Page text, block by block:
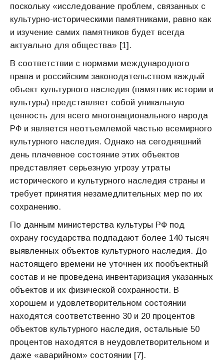
поскольку «исследование проблем, связанных с
культурно-историческими памятниками, равно как
и изучение самих памятников будет всегда
актуально для общества» [1].
В соответствии с нормами международного
права и российским законодательством каждый
объект культурного наследия (памятник истории и
культуры) представляет собой уникальную
ценность для всего многонационального народа
РФ и является неотъемлемой частью всемирного
культурного наследия. Однако на сегодняшний
день плачевное состояние этих объектов
представляет серьезную угрозу утраты
исторического и культурного наследия страны и
требует принятия незамедлительных мер по их
сохранению.
По данным министерства культуры РФ под
охрану государства подпадают более 140 тысяч
выявленных объектов культурного наследия. До
настоящего времени не уточнен их пообъектный
состав и не проведена инвентаризация указанных
объектов и их физической сохранности. В
хорошем и удовлетворительном состоянии
находятся соответственно 30 и 20 процентов
объектов культурного наследия, остальные 50
процентов находятся в неудовлетворительном и
даже «аварийном» состоянии [7].